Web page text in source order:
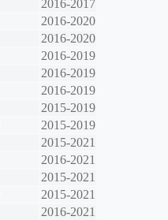
2016-2017
2016-2020
2016-2020
2016-2019
2016-2019
2016-2019
2015-2019
2015-2019
2015-2021
2016-2021
2015-2021
2015-2021
2016-2021